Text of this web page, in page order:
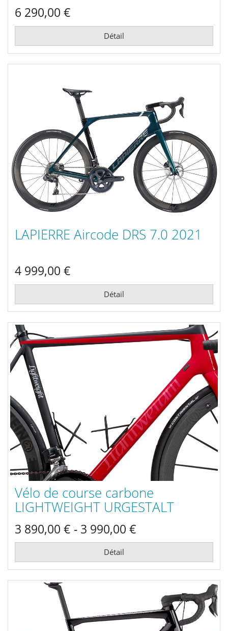
6 290,00 €
Détail
LAPIERRE Aircode DRS 7.0 2021
4 999,00 €
Détail
Vélo de course carbone
LIGHTWEIGHT URGESTALT
3 890,00 € - 3 990,00 €
Détail